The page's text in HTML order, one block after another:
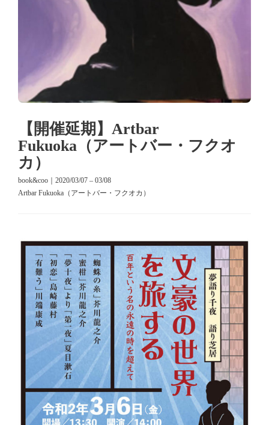
【開催延期】Artbar
Fukuoka（アートバー・フクオ
カ）
book&coo｜2020/03/07 – 03/08
Artbar Fukuoka（アートバー・フクオカ）